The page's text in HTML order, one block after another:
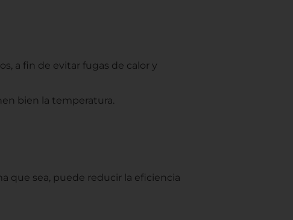
a fin de evitar fugas de calor y
bien la temperatura.
que sea, puede reducir la eficiencia